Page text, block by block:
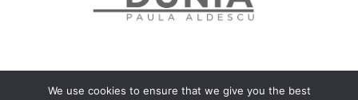
We use cookies to ensure that we give you the best